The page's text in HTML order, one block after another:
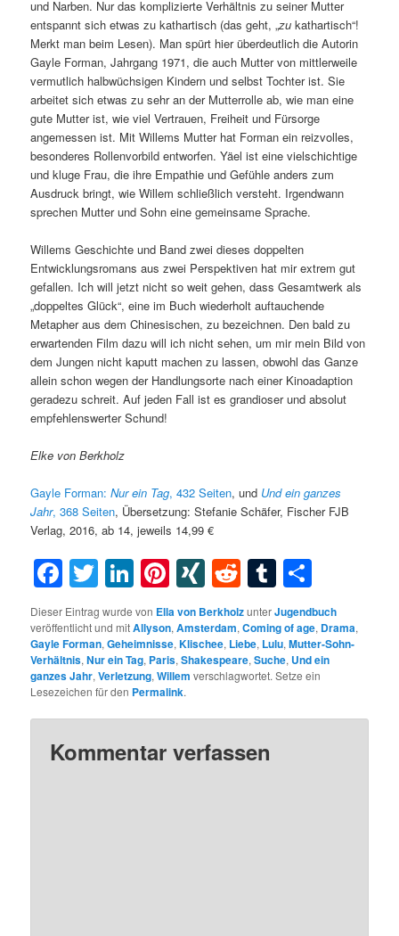
und Narben. Nur das komplizierte Verhältnis zu seiner Mutter
entspannt sich etwas zu kathartisch (das geht, „zu kathartisch“!
Merkt man beim Lesen). Man spürt hier überdeutlich die Autorin
Gayle Forman, Jahrgang 1971, die auch Mutter von mittlerweile
vermutlich halbwüchsigen Kindern und selbst Tochter ist. Sie
arbeitet sich etwas zu sehr an der Mutterrolle ab, wie man eine
gute Mutter ist, wie viel Vertrauen, Freiheit und Fürsorge
angemessen ist. Mit Willems Mutter hat Forman ein reizvolles,
besonderes Rollenvorbild entworfen. Yäel ist eine vielschichtige
und kluge Frau, die ihre Empathie und Gefühle anders zum
Ausdruck bringt, wie Willem schließlich versteht. Irgendwann
sprechen Mutter und Sohn eine gemeinsame Sprache.
Willems Geschichte und Band zwei dieses doppelten
Entwicklungsromans aus zwei Perspektiven hat mir extrem gut
gefallen. Ich will jetzt nicht so weit gehen, dass Gesamtwerk als
„doppeltes Glück“, eine im Buch wiederholt auftauchende
Metapher aus dem Chinesischen, zu bezeichnen. Den bald zu
erwartenden Film dazu will ich nicht sehen, um mir mein Bild von
dem Jungen nicht kaputt machen zu lassen, obwohl das Ganze
allein schon wegen der Handlungsorte nach einer Kinoadaption
geradezu schreit. Auf jeden Fall ist es grandioser und absolut
empfehlenswerter Schund!
Elke von Berkholz
Gayle Forman:Nur ein Tag, 432 Seiten, und Und ein ganzes
Jahr, 368 Seiten, Übersetzung: Stefanie Schäfer, Fischer FJB
Verlag, 2016, ab 14, jeweils 14,99 €
Facebook
Twitter
LinkedIn
Pinterest
XINGRedditTumblr
Dieser Eintrag wurde von Ella von BerkholzunterJugendbuch
veröffentlicht und mitAllyson,Amsterdam,Coming of age, Drama,
Gayle Forman,Geheimnisse,Klischee, Liebe, Lulu,Mutter-Sohn-
Verhältnis,Nur ein Tag, Paris,Shakespeare,Suche, Und ein
ganzes Jahr,Verletzung,Willem verschlagwortet. Setze ein
Lesezeichen für den Permalink.
Kommentar verfassen